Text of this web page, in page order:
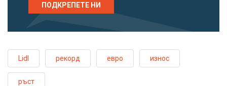
ПОДКРЕПЕТЕ НИ
Lidl рекорд евро износ
ръст